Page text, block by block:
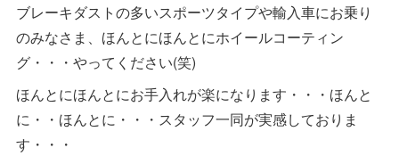
ブレーキダストの多いスポーツタイプや輸入車にお乗り
のみなさま、ほんとにほんとにホイールコーティン
グ・・・やってください(笑)
ほんとにほんとにお手入れが楽になります・・・ほんと
に・・ほんとに・・・スタッフ一同が実感しておりま
す・・・